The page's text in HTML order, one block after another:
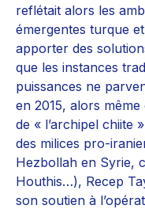
reflétait alors les
émergentes turque
apporter des
que les instances
puissances ne
en 2015, alors
de « l’archipel chiite »
des milices pro-
Hezbollah en Syrie,
Houthis…), Recep
son soutien à